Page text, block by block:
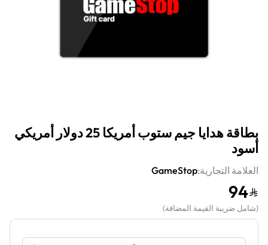
بطاقة هدايا جيم ستوب أمريكا 25 دولار أمريكي
أسود
العلامة التجارية:GameStop
94
(شامل ضريبة القيمة المضافة)